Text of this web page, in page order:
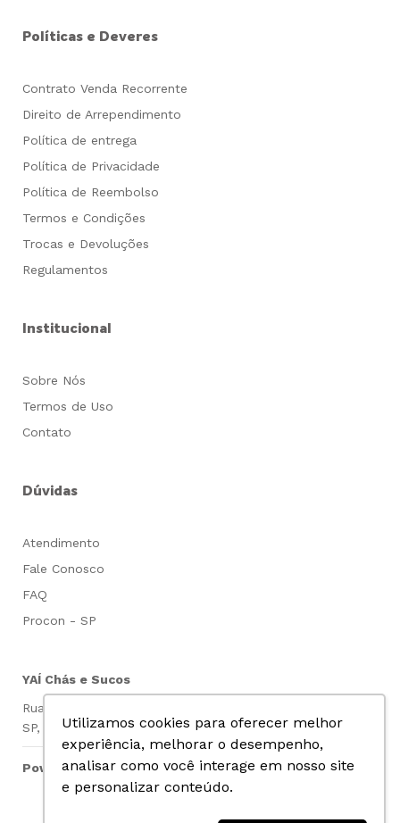
Utilizamos cookies para oferecer melhor
experiência, melhorar o desempenho,
analisar como você interage em nosso site
e personalizar conteúdo.
Políticas e Deveres
Contrato Venda Recorrente
Direito de Arrependimento
Política de entrega
Política de Privacidade
Política de Reembolso
Termos e Condições
Trocas e Devoluções
Regulamentos
Institucional
Sobre Nós
Termos de Uso
Contato
Dúvidas
Atendimento
Fale Conosco
FAQ
Procon - SP
YAÍ Chás e Sucos
Rua Voluntários da Patria, 2468 - Santana - São Paulo,
SP, CEP: 02402-000, CNPJ: 12667740000165
Powered by